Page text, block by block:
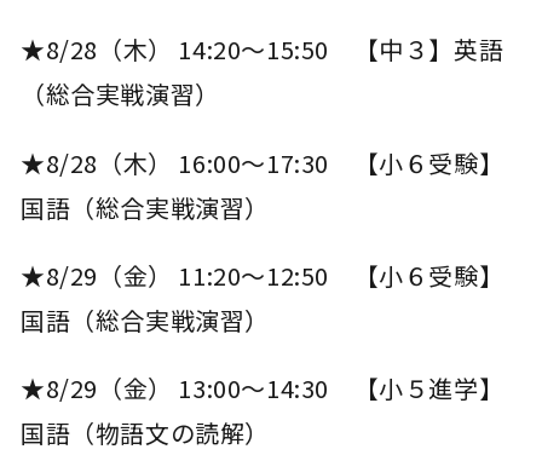
★8/28（木） 14:20～15:50 【中３】英語
（総合実戦演習）
★8/28（木） 16:00～17:30 【小６受験】
国語（総合実戦演習）
★8/29（金） 11:20～12:50 【小６受験】
国語（総合実戦演習）
★8/29（金） 13:00～14:30 【小５進学】
国語（物語文の読解）